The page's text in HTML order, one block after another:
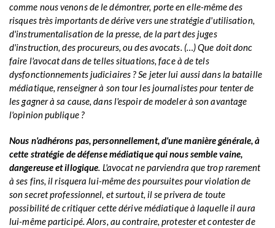
comme nous venons de le démontrer, porte en elle-même des
risques très importants de dérive vers une stratégie d'utilisation,
d'instrumentalisation de la presse, de la part des juges
d'instruction, des procureurs, ou des avocats. (…) Que doit donc
faire l'avocat dans de telles situations, face à de tels
dysfonctionnements judiciaires ? Se jeter lui aussi dans la bataille
médiatique, renseigner à son tour les journalistes pour tenter de
les gagner à sa cause, dans l'espoir de modeler à son avantage
l'opinion publique ?
Nous n'adhérons pas, personnellement, d'une manière générale, à
cette stratégie de défense médiatique qui nous semble vaine,
dangereuse et illogique. L'avocat ne parviendra que trop rarement
à ses fins, il risquera lui-même des poursuites pour violation de
son secret professionnel, et surtout, il se privera de toute
possibilité de critiquer cette dérive médiatique à laquelle il aura
lui-même participé. Alors, au contraire, protester et contester de